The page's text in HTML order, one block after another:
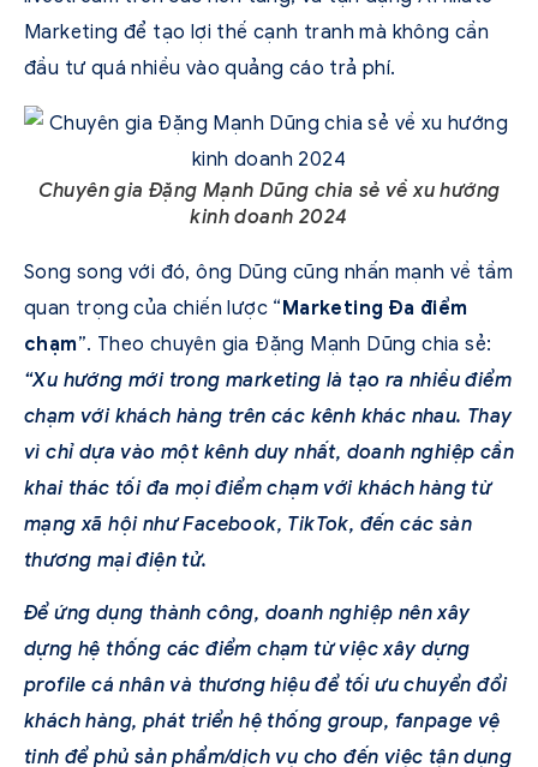
Marketing để tạo lợi thế cạnh tranh mà không cần
đầu tư quá nhiều vào quảng cáo trả phí.
Chuyên gia Đặng Mạnh Dũng chia sẻ về xu hướng
kinh doanh 2024
Song song với đó, ông Dũng cũng nhấn mạnh về tầm
quan trọng của chiến lược “Marketing Đa điểm
chạm”. Theo chuyên gia Đặng Mạnh Dũng chia sẻ:
“Xu hướng mới trong marketing là tạo ra nhiều điểm
chạm với khách hàng trên các kênh khác nhau. Thay
vì chỉ dựa vào một kênh duy nhất, doanh nghiệp cần
khai thác tối đa mọi điểm chạm với khách hàng từ
mạng xã hội như Facebook, TikTok, đến các sàn
thương mại điện tử.
Để ứng dụng thành công, doanh nghiệp nên xây
dựng hệ thống các điểm chạm từ việc xây dựng
profile cá nhân và thương hiệu để tối ưu chuyển đổi
khách hàng, phát triển hệ thống group, fanpage vệ
tinh để phủ sản phẩm/dịch vụ cho đến việc tận dụng